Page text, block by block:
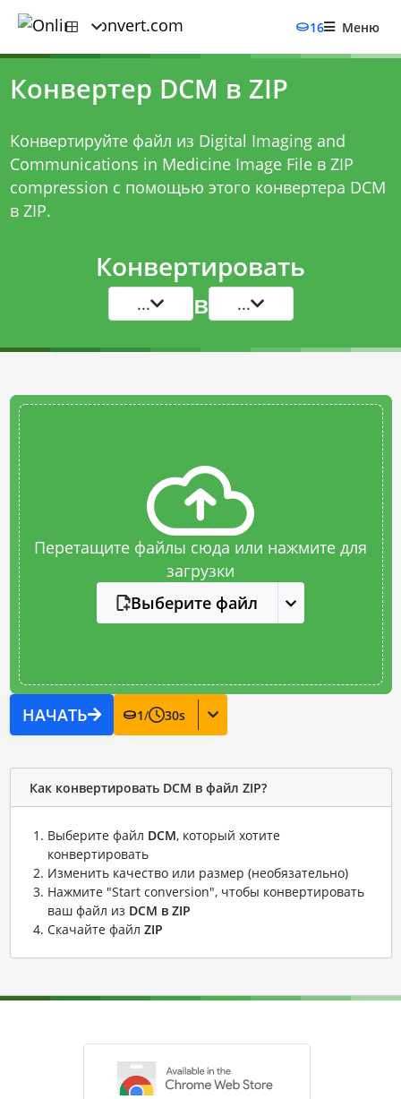
16 Меню
Конвертер DCM в ZIP
Конвертируйте файл из Digital Imaging and
Communications in Medicine Image File в ZIP
compression с помощью этого конвертера DCM
в ZIP.
Конвертировать
... в ...
Перетащите файлы сюда или нажмите для
загрузки
Выберите файл
НАЧАТЬ 1/ 30s
Как конвертировать DCM в файл ZIP?
Выберите файл DCM, который хотите
конвертировать
Изменить качество или размер (необязательно)
Нажмите "Start conversion", чтобы конвертировать
ваш файл из DCM в ZIP
Скачайте файл ZIP